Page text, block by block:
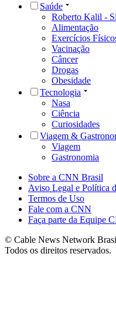
Saúde
Roberto Kalil -
Alimentação
Exercícios
Vacinação
Câncer
Drogas
Obesidade
Tecnologia
Nasa
Ciência
Curiosidades
Viagem &
Viagem
Gastronomia
Sobre a CNN Brasil
Aviso Legal e Política
Termos de Uso
Fale com a CNN
Faça parte da Equipe
© Cable News Network
Todos os direitos reservados.